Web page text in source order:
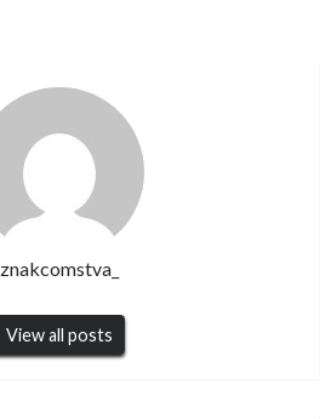
znakcomstva_
View all posts